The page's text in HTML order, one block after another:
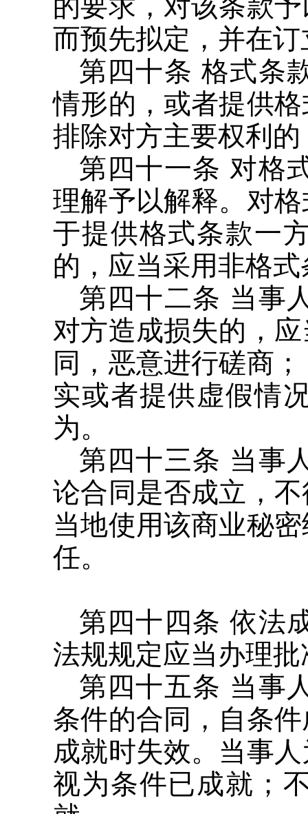
而预先拟定，并在
第四十条 格式条
情形的，或者提供
排除对方主要权利
第四十一条 对格
理解予以解释。对
于提供格式条款一
的，应当采用非格
第四十二条 当事
对方造成损失的，
同，恶意进行磋商
实或者提供虚假情
为。
第四十三条 当事
论合同是否成立，
当地使用该商业秘
任。
第四十四条 依法
法规规定应当办理
第四十五条 当事
条件的合同，自条
成就时失效。当事
视为条件已成就；